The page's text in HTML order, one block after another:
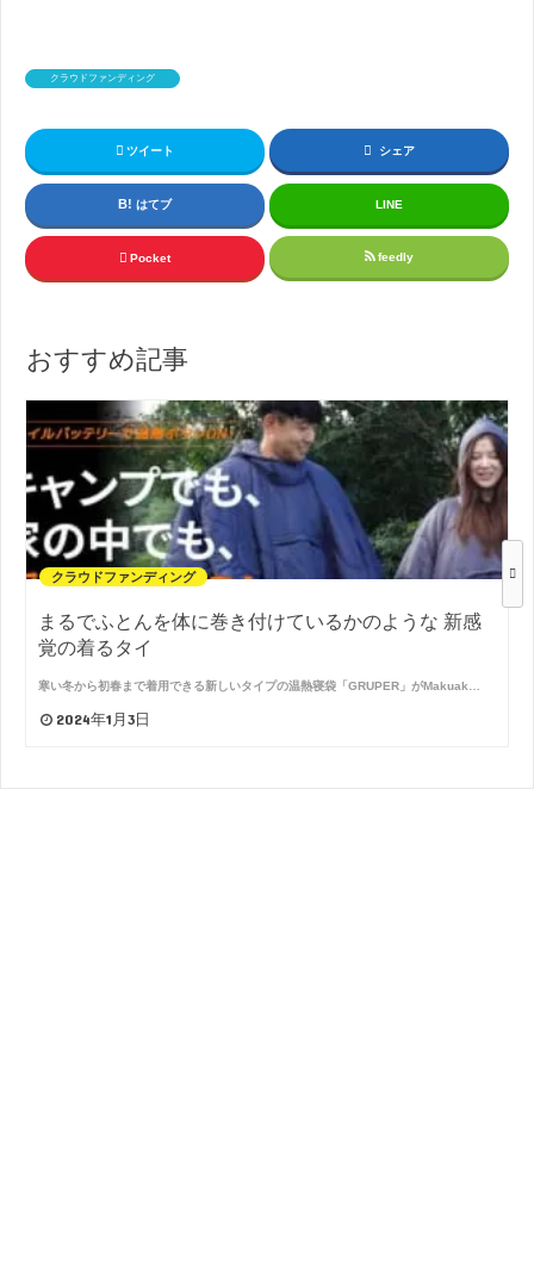
クラウドファンディング
ツイート シェア
はてブ LINE
Pocket feedly
おすすめ記事
クラウドファンディング
まるでふとんを体に巻き付けているかのような 新感
覚の着るタイ
寒い冬から初春まで着用できる新しいタイプの温熱寝袋「GRUPER」がMakuak…
2024年1月3日